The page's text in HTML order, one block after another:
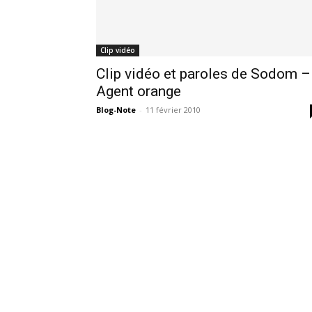
Clip vidéo
Clip vidéo et paroles de Sodom –
Agent orange
Blog-Note - 11 février 2010